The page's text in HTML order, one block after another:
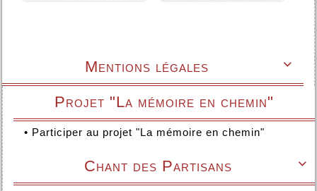

Mentions légales
Projet "La mémoire en chemin"
• Participer au projet "La mémoire en chemin"

Chant des Partisans